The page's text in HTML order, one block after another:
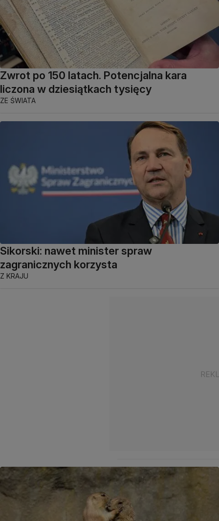
Zwrot po 150 latach. Potencjalna kara
liczona w dziesiątkach tysięcy
ZE ŚWIATA
Sikorski: nawet minister spraw
zagranicznych korzysta
Z KRAJU